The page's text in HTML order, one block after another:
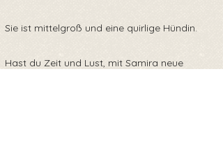
Sie ist mittelgroß und eine quirlige Hündin.
Hast du Zeit und Lust, mit Samira neue